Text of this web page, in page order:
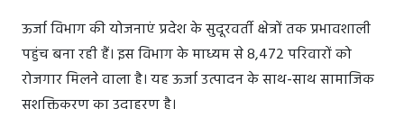
ऊर्जा विभाग की योजनाएं प्रदेश के सुदूरवर्ती क्षेत्रों तक प्रभावशाली
पहुंच बना रही हैं। इस विभाग के माध्यम से 8,472 परिवारों को
रोजगार मिलने वाला है। यह ऊर्जा उत्पादन के साथ-साथ सामाजिक
सशक्तिकरण का उदाहरण है।